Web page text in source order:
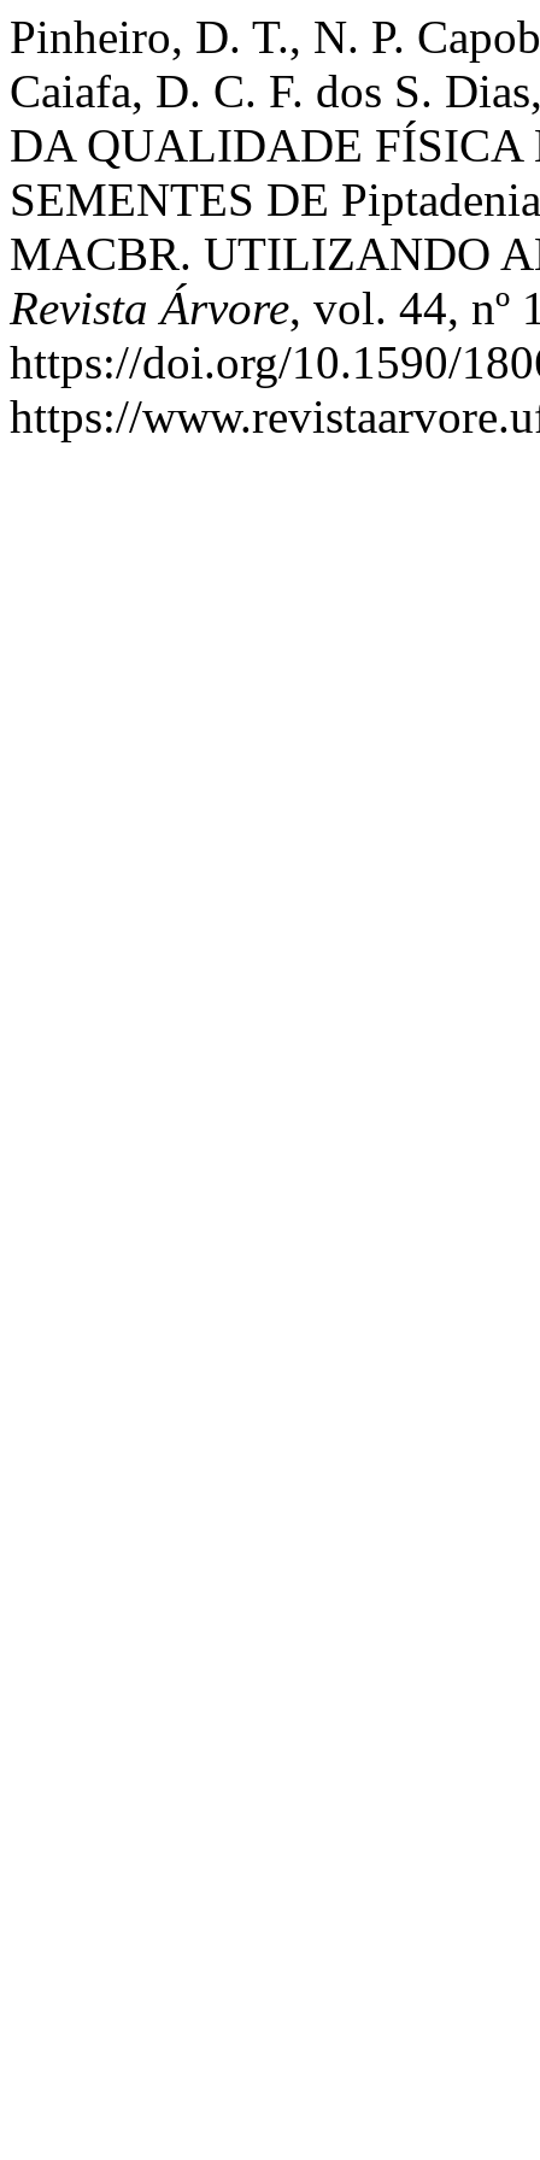
Pinheiro, D. T., N. P.
Caiafa, D. C. F. dos S.
DA QUALIDADE FÍSICA
SEMENTES DE
MACBR. UTILIZANDO
Revista Árvore, vol. 44, nº
https://doi.org/10.1590/
https://